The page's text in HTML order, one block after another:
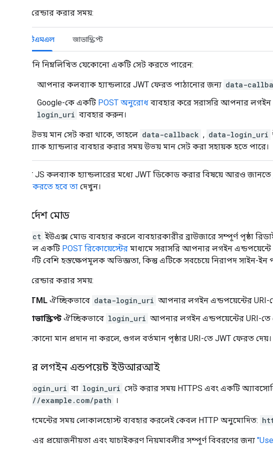
বাটনটি রেন্ডার করার সময়:
এইচটিএমএল জাভাস্ক্রিপ্ট
আপনি নিম্নলিখিত যেকোনো একটি সেট করতে পারেন:
আপনার কলব্যাক হ্যান্ডলারে JWT ফেরত পাঠানোর জন্য data-
Google-কে একটি POST অনুরোধ ব্যবহার করে সরাসরি আপনার লগইন
login_uri ব্যবহার করুন।
যদি উভয় মান সেট করা থাকে, তাহলে data-callback , data-login_uri
কলব্যাক হ্যান্ডলার ব্যবহার করার সময় উভয় মান সেট করা সহায়ক হতে পারে।
আপনার JS কলব্যাক হ্যান্ডলারের মধ্যে JWT ডিকোড করার বিষয়ে আরও জানতে
হ্যান্ডেল করতে হবে তা দেখুন।
পুনঃনির্দেশ মোড
redirect ইউএক্স মোড ব্যবহার করলে ব্যবহারকারীর ব্রাউজারে সম্পূর্ণ পৃষ্ঠা
এবং গুগল একটি POST রিকোয়েস্টের মাধ্যমে সরাসরি আপনার লগইন
জন্য একটি বেশি হস্তক্ষেপমূলক অভিজ্ঞতা, কিন্তু এটিকে সবচেয়ে নিরাপদ সাইন-ইন
বাটনটি রেন্ডার করার সময়:
HTML ঐচ্ছিকভাবে data-login_uri আপনার লগইন এন্ডপয়েন্টের URI-
জাভাস্ক্রিপ্ট ঐচ্ছিকভাবে login_uri আপনার লগইন এন্ডপয়েন্টের URI-তে
আপনি কোনো মান প্রদান না করলে, গুগল বর্তমান পৃষ্ঠার URI-তে JWT ফেরত দেয়।
আপনার লগইন এন্ডপয়েন্ট ইউআরআই
data-login_uri বা login_uri সেট করার সময় HTTPS এবং একটি
https://example.com/path
।
ডেভেলপমেন্টের সময় লোকালহোস্ট ব্যবহার করলেই কেবল HTTP অনুমোদিত:
Google-এর প্রয়োজনীয়তা এবং যাচাইকরণ নিয়মাবলীর সম্পূর্ণ বিবরণের জন্য